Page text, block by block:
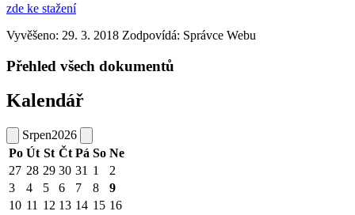
zde ke stažení
Vyvěšeno: 29. 3. 2018 Zodpovídá: Správce Webu
Přehled všech dokumentů
Kalendář
Srpen2026
Po Út St Čt Pá So Ne
27 28 29 30 31 1
2
3
4 5 6 7 8
9
10 11 12 13 14 15 16